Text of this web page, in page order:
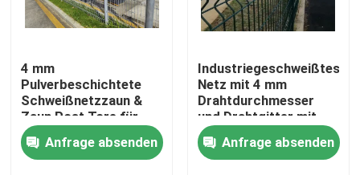
3D schweißte Draht-Zaun
Doppeldrahtgeschweißter Zaun
Vorübergehender Sicherheitszaun
4 mm
Pulverbeschichtete
Schweißnetzzaun &
Zaun Post Tore für
Ölfelder Sicherheit
Anfrage absenden
Industriegeschweißtes
Netz mit 4 mm
Drahtdurchmesser
und Drahtgitter mit
Türen
Anfrage absenden